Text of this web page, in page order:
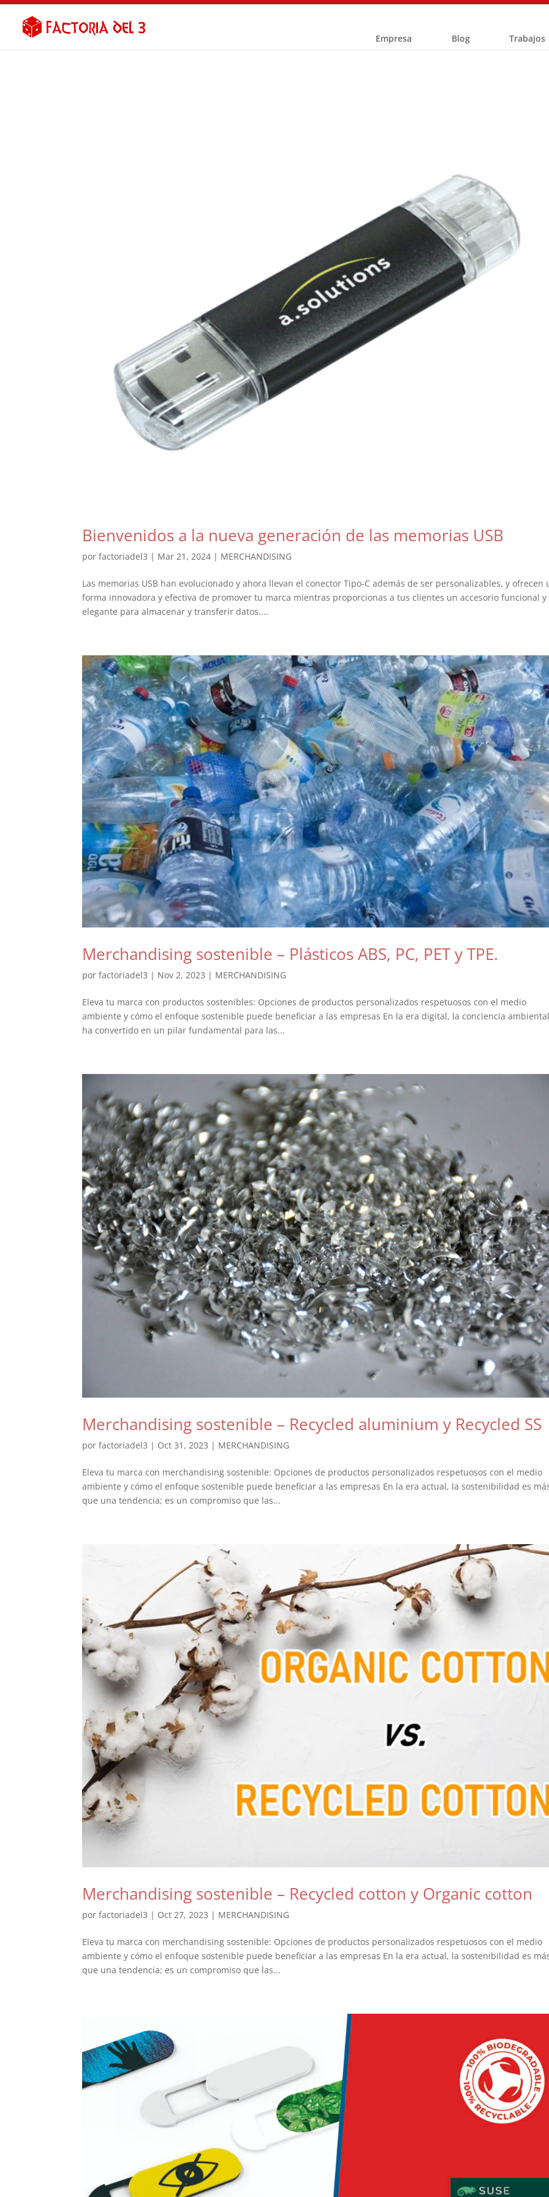
Empresa Blog Trabajos
Bienvenidos a la nueva generación de las memorias USB
porfactoriadel3 | Mar 21, 2024 | MERCHANDISING
Las memorias USB han evolucionado y ahora llevan el conector Tipo-C además de ser personalizables, y ofrecen
forma innovadora y efectiva de promover tu marca mientras proporcionas a tus clientes un accesorio funcional y
elegante para almacenar y transferir datos....
Merchandising sostenible – Plásticos ABS, PC, PET y TPE.
porfactoriadel3 | Nov 2, 2023 | MERCHANDISING
Eleva tu marca con productos sostenibles: Opciones de productos personalizados respetuosos con el medio
ambiente y cómo el enfoque sostenible puede beneficiar a las empresas En la era digital, la conciencia
ha convertido en un pilar fundamental para las...
Merchandising sostenible – Recycled aluminium y Recycled SS
porfactoriadel3 | Oct 31, 2023 | MERCHANDISING
Eleva tu marca con merchandising sostenible: Opciones de productos personalizados respetuosos con el medio
ambiente y cómo el enfoque sostenible puede beneficiar a las empresas En la era actual, la sostenibilidad es
que una tendencia; es un compromiso que las...
Merchandising sostenible – Recycled cotton y Organic cotton
porfactoriadel3 | Oct 27, 2023 | MERCHANDISING
Eleva tu marca con merchandising sostenible: Opciones de productos personalizados respetuosos con el medio
ambiente y cómo el enfoque sostenible puede beneficiar a las empresas En la era actual, la sostenibilidad es
que una tendencia; es un compromiso que las...